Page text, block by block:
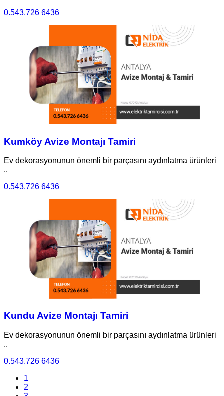
0.543.726 6436
Kumköy Avize Montajı Tamiri
Ev dekorasyonunun önemli bir parçasını aydınlatma ürünleri
..
0.543.726 6436
Kundu Avize Montajı Tamiri
Ev dekorasyonunun önemli bir parçasını aydınlatma ürünleri
..
0.543.726 6436
1
2